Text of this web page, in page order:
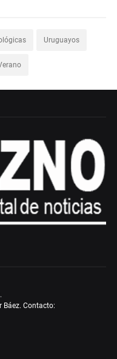
Uruguayos
Báez. Contacto: